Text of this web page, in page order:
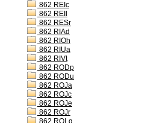
862 REIc
862 REIl
862 RESr
862 RIAd
862 RIOh
862 RIUa
862 RIVt
862 RODp
862 RODu
862 ROJa
862 ROJc
862 ROJe
862 ROJr
862 ROLg